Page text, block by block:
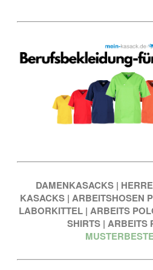
DAMENKASACKS |
KASACKS | ARBEITSHOSEN
LABORKITTEL | ARBEITS
SHIRTS | ARBEITS